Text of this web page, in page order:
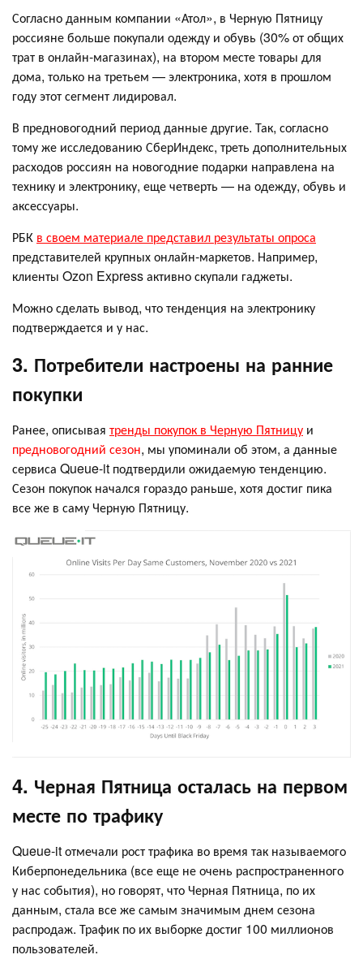
Согласно данным компании «Атол», в Черную Пятницу
россияне больше покупали одежду и обувь (30% от общих
трат в онлайн-магазинах), на втором месте товары для
дома, только на третьем — электроника, хотя в прошлом
году этот сегмент лидировал.
В предновогодний период данные другие. Так, согласно
тому же исследованию СберИндекс, треть дополнительных
расходов россиян на новогодние подарки направлена на
технику и электронику, еще четверть — на одежду, обувь и
аксессуары.
РБК в своем материале представил результаты опроса
представителей крупных онлайн-маркетов. Например,
клиенты Ozon Express активно скупали гаджеты.
Можно сделать вывод, что тенденция на электронику
подтверждается и у нас.
3. Потребители настроены на ранние
покупки
Ранее, описывая тренды покупок в Черную Пятницу и
предновогодний сезон, мы упоминали об этом, а данные
сервиса Queue-it подтвердили ожидаемую тенденцию.
Сезон покупок начался гораздо раньше, хотя достиг пика
все же в саму Черную Пятницу.
4. Черная Пятница осталась на первом
месте по трафику
Queue-it отмечали рост трафика во время так называемого
Киберпонедельника (все еще не очень распространенного
у нас события), но говорят, что Черная Пятница, по их
данным, стала все же самым значимым днем сезона
распродаж. Трафик по их выборке достиг 100 миллионов
пользователей.